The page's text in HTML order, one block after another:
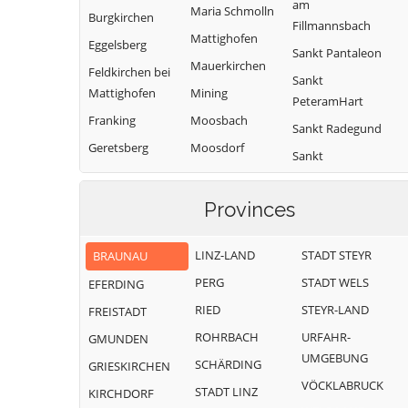
Burgkirchen
Eggelsberg
Feldkirchen bei
Mattighofen
Franking
Geretsberg
Gilgenberg am
Handenberg
Helpfau-
Maria Schmolln
Mattighofen
Mauerkirchen
Mining
Moosbach
Moosdorf
Munderfing
Neukirchen an
Ostermiething
Palting
Perwang am
am
Fillmannsbach
Sankt Pantaleon
Sankt
PeteramHart
Sankt Radegund
Sankt
VeitimInnkreis
SanktJohann am
Schalchen
Schwand im
Treubach
Überackern
Provinces
BRAUNAU
EFERDING
FREISTADT
GMUNDEN
GRIESKIRCHEN
KIRCHDORF
LINZ-LAND
PERG
RIED
ROHRBACH
SCHÄRDING
STADT LINZ
STADT STEYR
STADT WELS
STEYR-LAND
URFAHR-
UMGEBUNG
VÖCKLABRUCK